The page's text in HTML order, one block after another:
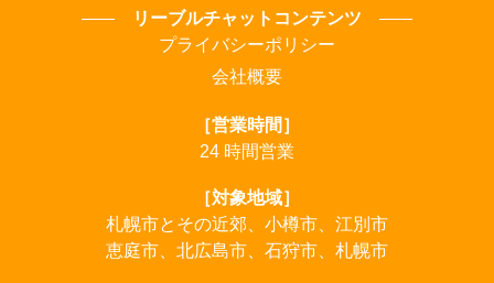
リーブルチャットコンテンツ
プライバシーポリシー
会社概要
［営業時間］
24 時間営業
［対象地域］
札幌市とその近郊、小樽市、江別市
恵庭市、北広島市、石狩市、札幌市